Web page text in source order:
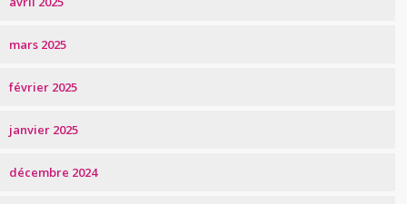
mars 2025
février 2025
janvier 2025
décembre 2024